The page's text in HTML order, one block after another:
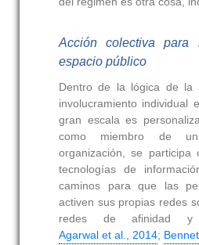
Acción colectiva para
espacio público
Dentro de la lógica de la
involucramiento individual
gran escala es
como miembro de
organización, se participa
tecnologías de
caminos para que las
activen sus propias redes
redes de afinidad
Agarwal et al., 2014;